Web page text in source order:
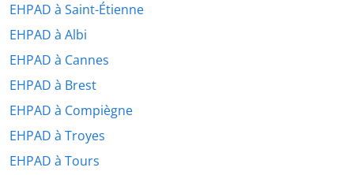
EHPAD à Saint-Étienne
EHPAD à Albi
EHPAD à Cannes
EHPAD à Brest
EHPAD à Compiègne
EHPAD à Troyes
EHPAD à Tours